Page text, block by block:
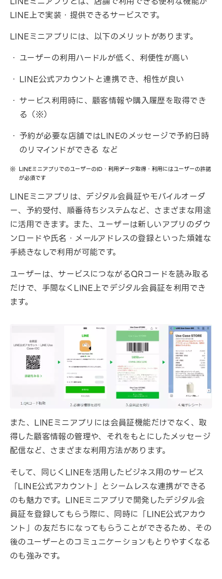
LINE上で実装・提供できるサービスです。
LINEミニアプリには、以下のメリットがあります。
ユーザーの利用ハードルが低く、利便性が高い
LINE公式アカウントと連携でき、相性が良い
サービス利用時に、顧客情報や購入履歴を取得でき
る（※）
予約が必要な店舗ではLINEのメッセージで予約日時
のリマインドができる など
LINEミニアプリでのユーザーのID・利用データ取得・利用にはユーザーの許諾
が必須です
LINEミニアプリは、デジタル会員証やモバイルオーダ
ー、予約受付、順番待ちシステムなど、さまざまな用途
に活用できます。また、ユーザーは新しいアプリのダウ
ンロードや氏名・メールアドレスの登録といった煩雑な
手続きなしで利用が可能です。
ユーザーは、サービスにつながるQRコードを読み取る
だけで、手間なくLINE上でデジタル会員証を利用でき
ます。
また、LINEミニアプリには会員証機能だけでなく、取
得した顧客情報の管理や、それをもとにしたメッセージ
配信など、さまざまな利用方法があります。
そして、同じくLINEを活用したビジネス用のサービス
「LINE公式アカウント」とシームレスな連携ができる
のも魅力です。LINEミニアプリで開発したデジタル会
員証を登録してもらう際に、同時に「LINE公式アカウ
ント」の友だちになってもらうことができるため、その
後のユーザーとのコミュニケーションもとりやすくなる
のも強みです。